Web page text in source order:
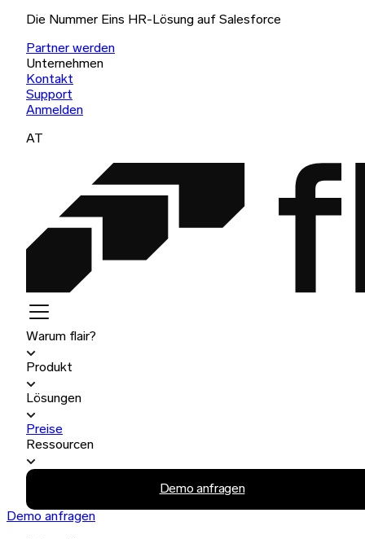
Die Nummer Eins HR-Lösung auf Salesforce
Partner werden
Unternehmen
Kontakt
Support
Anmelden
AT
Warum flair?
Produkt
Lösungen
Preise
Ressourcen
Demo anfragen
Demo anfragen